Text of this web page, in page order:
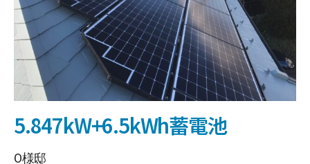
5.847kW+6.5kWh蓄電池
O様邸